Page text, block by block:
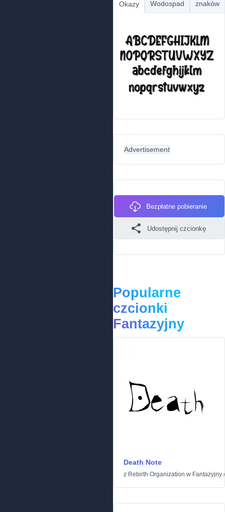
Okazy Wodospad
znaków
Advertisement
Bezpłatne pobieranie
Udostępnij czcionkę
Popularne
czcionki
Fantazyjny
Death Note
z Rebirth Organization w Fantazyjny